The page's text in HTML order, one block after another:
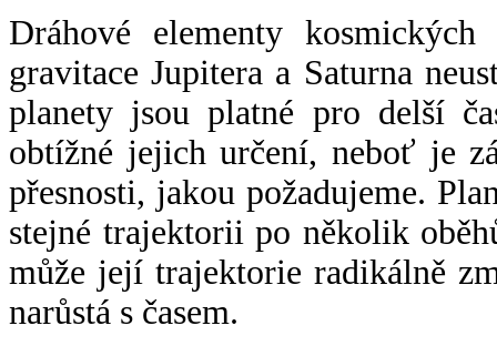
Dráhové elementy
gravitace Jupitera a Saturna
planety jsou platné pro delší
obtížné jejich určení, neboť je
přesnosti, jakou požadujeme.
stejné trajektorii po několik
může její trajektorie radikálně
narůstá s časem.